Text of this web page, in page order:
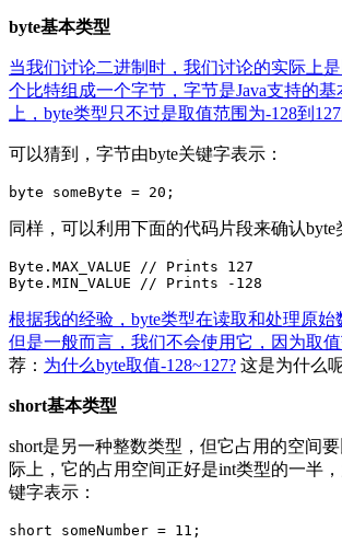
byte基本类型
当我们讨论二进制时，我们讨论的实际上
个比特组成一个字节，字节是Java支持的
上，byte类型只不过是取值范围为-128到127
可以猜到，字节由byte关键字表示：
同样，可以利用下面的代码片段来确认byte
Byte.MAX_VALUE // Prints 127
根据我的经验，byte类型在读取和处理原始
但是一般而言，我们不会使用它，因为取值
荐： 为什么byte取值-128~127? 这是为什么
short基本类型
short是另一种整数类型，但它占用的空间
际上，它的占用空间正好是int类型的一半
键字表示：